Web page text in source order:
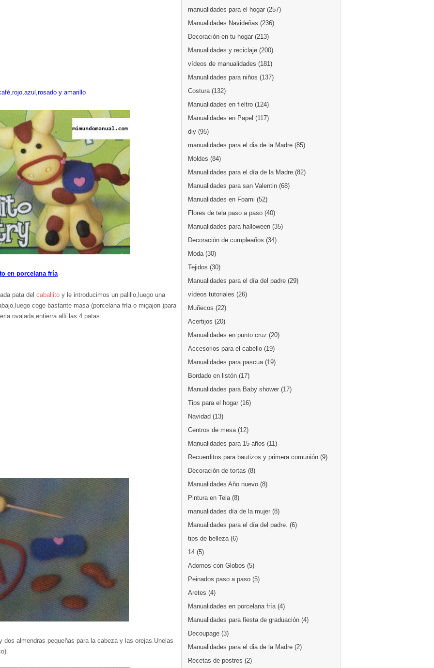
y amarillo
en porcelana fría
pata del caballito y le introducimos un palillo,luego una
coge bastante masa (porcelana fría o migajon )para
ovalada,entierra allí las 4 patas.
dos almendras pequeñas para la cabeza y las orejas.Unelas
manualidades para el hogar (257)
Manualidades Navideñas (236)
Decoración en tu hogar (213)
Manualidades y reciclaje (200)
vídeos de manualidades (181)
Manualidades para niños (137)
Costura (132)
Manualidades en fieltro (124)
Manualidades en Papel (117)
diy (95)
manualidades para el dia de la Madre (85)
Moldes (84)
Manualidades para el día de la Madre (82)
Manualidades para san Valentin (68)
Manualidades en Foami (52)
Flores de tela paso a paso (40)
Manualidades para halloween (35)
Decoración de cumpleaños (34)
Moda (30)
Tejidos (30)
Manualidades para el día del padre (29)
vídeos tutoriales (26)
Muñecos (22)
Acertijos (20)
Manualidades en punto cruz (20)
Accesorios para el cabello (19)
Manualidades para pascua (19)
Bordado en listón (17)
Manualidades para Baby shower (17)
Tips para el hogar (16)
Navidad (13)
Centros de mesa (12)
Manualidades para 15 años (11)
Recuerditos para bautizos y primera comunión (9)
Decoración de tortas (8)
Manualidades Año nuevo (8)
Pintura en Tela (8)
manualidades día de la mujer (8)
Manualidades para el día del padre. (6)
tips de belleza (6)
14 (5)
Adornos con Globos (5)
Peinados paso a paso (5)
Aretes (4)
Manualidades en porcelana fría (4)
Manualidades para fiesta de graduación (4)
Decoupage (3)
Manualidades para el dia de la Madre (2)
Recetas de postres (2)